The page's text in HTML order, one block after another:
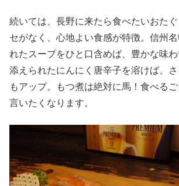
続いては、長野に来たら食べたいおた
セがなく、心地よい食感が特徴。信州
れたスープをひと口含めば、豊かな味わ
添えられたにんにく唐辛子を溶けば、
もアップ。もつ煮は絶対に馬！食べる
言いたくなります。